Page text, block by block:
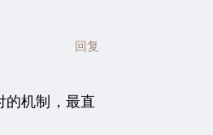
回复
的机制，最直